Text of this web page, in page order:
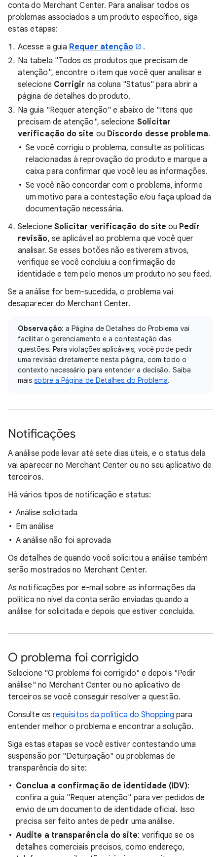
conta do Merchant Center. Para analisar todos os
problemas associados a um produto específico, siga
estas etapas:
Acesse a guia Requer atenção
.
Na tabela "Todos os produtos que precisam de
atenção", encontre o item que você quer analisar e
selecione Corrigir na coluna "Status" para abrir a
página de detalhes do produto.
Na guia "Requer atenção" e abaixo de "Itens que
precisam de atenção", selecione Solicitar
verificação do site ou Discordo desse problema.
Se você corrigiu o problema, consulte as políticas
relacionadas à reprovação do produto e marque a
caixa para confirmar que você leu as informações.
Se você não concordar com o problema, informe
um motivo para a contestação e/ou faça upload da
documentação necessária.
Selecione Solicitar verificação do site ou Pedir
revisão, se aplicável ao problema que você quer
analisar. Se esses botões não estiverem ativos,
verifique se você concluiu a confirmação de
identidade e tem pelo menos um produto no seu feed.
Se a análise for bem-sucedida, o problema vai
desaparecer do Merchant Center.
Observação: a Página de Detalhes do Problema vai
facilitar o gerenciamento e a contestação das
questões. Para violações aplicáveis, você pode pedir
uma revisão diretamente nesta página, com todo o
contexto necessário para entender a decisão. Saiba
maissobre a Página de Detalhes do Problema.
Notificações
A análise pode levar até sete dias úteis, e o status dela
vai aparecer no Merchant Center ou no seu aplicativo de
terceiros.
Há vários tipos de notificação e status:
Análise solicitada
Em análise
A análise não foi aprovada
Os detalhes de quando você solicitou a análise também
serão mostrados no Merchant Center.
As notificações por e-mail sobre as informações da
política no nível da conta serão enviadas quando a
análise for solicitada e depois que estiver concluída.
O problema foi corrigido
Selecione "O problema foi corrigido" e depois "Pedir
análise" no Merchant Center ou no aplicativo de
terceiros se você conseguir resolver a questão.
Consulte os requisitos da política do Shopping para
entender melhor o problema e encontrar a solução.
Siga estas etapas se você estiver contestando uma
suspensão por "Deturpação" ou problemas de
transparência do site:
Conclua a confirmação de identidade (IDV):
confira a guia "Requer atenção" para ver pedidos de
envio de um documento de identidade oficial. Isso
precisa ser feito antes de pedir uma análise.
Audite a transparência do site: verifique se os
detalhes comerciais precisos, como endereço,